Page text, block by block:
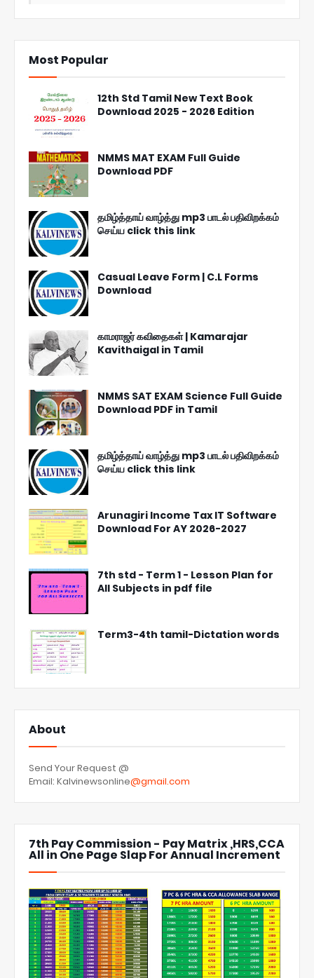
Most Popular
12th Std Tamil New Text Book
Download 2025 - 2026 Edition
NMMS MAT EXAM Full Guide
Download PDF
தமிழ்த்தாய் வாழ்த்து mp3 பாடல் பதிவிறக்கம்
செய்ய click this link
Casual Leave Form | C.L Forms
Download
காமராஜர் கவிதைகள் | Kamarajar
Kavithaigal in Tamil
NMMS SAT EXAM Science Full Guide
Download PDF in Tamil
தமிழ்த்தாய் வாழ்த்து mp3 பாடல் பதிவிறக்கம்
செய்ய click this link
Arunagiri Income Tax IT Software
Download For AY 2026-2027
7th std - Term 1 - Lesson Plan for
All Subjects in pdf file
Term3-4th tamil-Dictation words
About
Send Your Request @
Email: Kalvinewsonline@gmail.com
7th Pay Commission - Pay Matrix ,HRS,CCA
All in One Page Slap For Annual Increment